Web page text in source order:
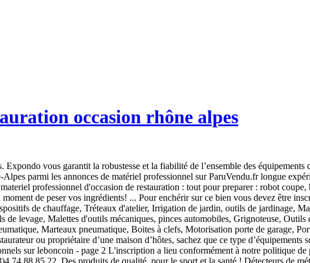
occasion rhône alpes
dernières annonces par flux atom pour la rubrique Matériel Professionnel / Restauration - Hôtellerie, recevez automatiquement les dernières annonces par flux rss pour la rubrique Matériel Professionnel / Restauration - Hôtellerie, Vous n'avez aucune annonce dans vos favoris. minutieuse, à des matériaux de qualité et une grande facilité d'utilisation. la sélection de nos produits, nous accordons une place centrale à une fabrication Matériel Professionnel Restauration Résultat(s) correspondant(s) à la recherche : Rhône-Alpes . * Tous nos prix comprennent la TVA. Liste des organismes et entreprises spécialisées dans l'achat ou la vente de materiel d'occasion 69 du Rhone,, pour le domaine agricole, automobile, moto, le bâtiment et travaux public, les machines d'occasions pour la restauration, boulangerie, l'informatique ou l'industrie ... (page 1) , avec les adresses et les numéros de téléphone. Annonces gratuites de matériel professionnel tous corps de métiers » Préparation » Batteur mélangeur Kolb ... Auvergne-Rhône-Alpes, annecy . dpt. Join Facebook to connect with Matériel Restauration D'occasion and others you may know. Retrouvez sur notre site de vente de matériel de restauration professionnel tous les équipements professionnels de cuisine pour équiper votre établissement. Vous n'avez pas trouvé ce que vous cherchez ? Bagages, Valises, Accessoires Bagagerie (256), Beauté, coiffure, soin du corps, épilation, massage, Réparation, construction, plombier, électricien, jardinier, cliquez ici pour poster vos petites annonces gratuites dès maintenant. Composé de 2 Modules de 6m20 x 2m44 env. Sign Up. See Photos. Cliquez ici pour savoir comment placer vos annonces en VIP. – Marque ALGECO . Faites le bon choix grâce à toutes les informations financières et juridiques : SIRET, NAF, INSEE, effectif ... et entrez en relation avec le professionnel de votre choix en quelques clics. Site d'achat et vente de matériel professionnel d’occasion destiné aux professionnels qui désirent acheter on vendre du matériel professionnel d'occasion moins cher comme du matériel professionnel de cuisine , matériel professionnel de boulangerie , matériel professionnel de boucherie ,matériel professionnel cuisine et restauration ,matériel professionnel industriel , matériel … Sachez que toute l’année, les planchas font fureur en extérieur, comme en intérieur. Matériel de restauration occasion pas cher. Merci d'avance, cordialement. Le matériel de restauration d’occasion est la solution parfaite pour ceux qui souhaitent s’offrir la qualité professionnelle à un prix attractif. Matériel de restauration occasion pas cher. Profitez des occasions proposées sur notre boutique en ligne pour acheter du matériel et de l'équipement de restauration professionnel à des prix imbattables. Matériel Professionnel De Cuisine . Sections of this page. Rechercher une voiture. Vous êtes peut-être à la recherche d’un appareil de cuisson pour équiper votre hôtel ou tout simplement votre cuisine. vente reparation materiel restaurant occasion. Trouvez votre bonheur en consultant nos pages de matériel de restauration d’occasion! 50. Matériel d'occasion pour professionnels à Lyon (69) : trouver les numéros de téléphone et adresses des professionnels de votre département ou de votre ville dans l'annuaire PagesJaunes SARL PAGAY Diffusion 221 A, route de Lyon 38110 LA BATIE MONTGASCON Tél. or. Log In. Copyright © 2007 - 2021 expondo | GET IT DONE - Votre partenaire spécialisé dans le domaine du commerce et de l'industrie. TVA. Envoyez-moi régulièrement des offres et des informations personnalisées sur vos produits par courrier électronique. Les produits et le service sont Made in italy. Si vous êtes adepte de sucreries au goûter ou au petit-déjeuner, les équipements disponibles au sein de notre matériel snack vous séduiront sans aucun doute. Votre Financement Trouvez votre financement en faisant une simulation gratuite, immédiate et sans engagement.